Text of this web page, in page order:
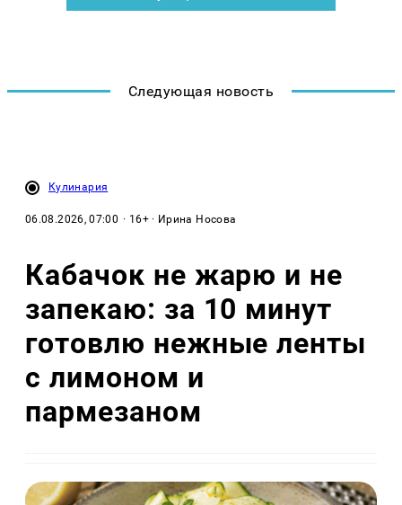
Следующая новость
Кулинария
06.08.2026, 07:00 · 16+ · Ирина Носова
Кабачок не жарю и не
запекаю: за 10 минут
готовлю нежные ленты
с лимоном и
пармезаном